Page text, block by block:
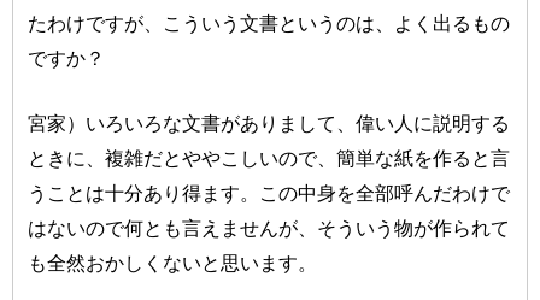
たわけですが、こういう文書というのは、よく出るもの
ですか？
宮家）いろいろな文書がありまして、偉い人に説明する
ときに、複雑だとややこしいので、簡単な紙を作ると言
うことは十分あり得ます。この中身を全部呼んだわけで
はないので何とも言えませんが、そういう物が作られて
も全然おかしくないと思います。